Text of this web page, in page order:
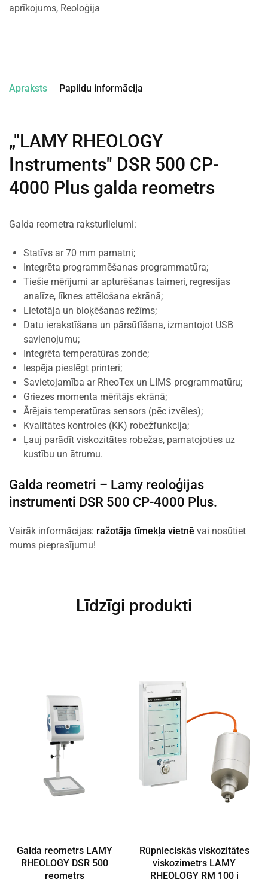
aprīkojums, Reoloģija
Apraksts Papildu informācija
„"LAMY RHEOLOGY
Instruments" DSR 500 CP-
4000 Plus galda reometrs
Galda reometra raksturlielumi:
Statīvs ar 70 mm pamatni;
Integrēta programmēšanas programmatūra;
Tiešie mērījumi ar apturēšanas taimeri, regresijas
analīze, līknes attēlošana ekrānā;
Lietotāja un bloķēšanas režīms;
Datu ierakstīšana un pārsūtīšana, izmantojot USB
savienojumu;
Integrēta temperatūras zonde;
Iespēja pieslēgt printeri;
Savietojamība ar RheoTex un LIMS programmatūru;
Griezes momenta mērītājs ekrānā;
Ārējais temperatūras sensors (pēc izvēles);
Kvalitātes kontroles (KK) robežfunkcija;
Ļauj parādīt viskozitātes robežas, pamatojoties uz
kustību un ātrumu.
Galda reometri – Lamy reoloģijas
instrumenti DSR 500 CP-4000 Plus.
Vairāk informācijas: ražotāja tīmekļa vietnē vai nosūtiet
mums pieprasījumu!
Līdzīgi produkti
Galda reometrs LAMY
RHEOLOGY DSR 500
reometrs
Rūpnieciskās viskozitātes
viskozimetrs LAMY
RHEOLOGY RM 100 i